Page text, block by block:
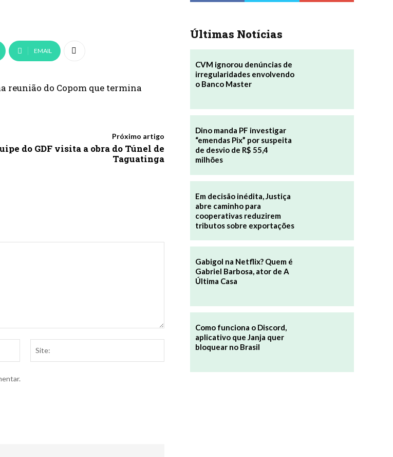
EMAIL
reunião do Copom que termina
Próximo artigo
do GDF visita a obra do Túnel de
Taguatinga
mail:*
Últimas Notícias
CVM ignorou denúncias de
irregularidades envolvendo
o Banco Master
Dino manda PF investigar
“emendas Pix” por suspeita
de desvio de R$ 55,4
milhões
Em decisão inédita, Justiça
abre caminho para
cooperativas reduzirem
tributos sobre exportações
Gabigol na Netflix? Quem é
Gabriel Barbosa, ator de A
Última Casa
Como funciona o Discord,
aplicativo que Janja quer
bloquear no Brasil